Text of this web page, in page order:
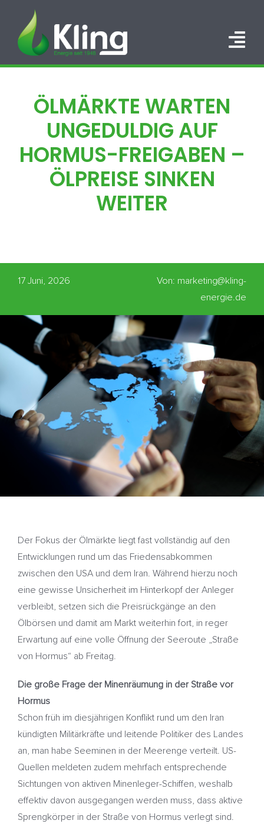
springen
PORTFOLIO
ÜBER UNS
KARRIERE
ÖLMÄRKTE WARTEN
UNGEDULDIG AUF
HORMUS-FREIGABEN –
ÖLPREISE SINKEN
WEITER
17 Juni, 2026
Von: marketing@kling-
energie.de
Der Fokus der Ölmärkte liegt fast vollständig auf den
Entwicklungen rund um das Friedensabkommen
zwischen den USA und dem Iran. Während hierzu noch
eine gewisse Unsicherheit im Hinterkopf der Anleger
verbleibt, setzen sich die Preisrückgänge an den
Ölbörsen und damit am Markt weiterhin fort, in reger
Erwartung auf eine volle Öffnung der Seeroute „Straße
von Hormus“ ab Freitag.
Die große Frage der Minenräumung in der Straße vor
Hormus
Schon früh im diesjährigen Konflikt rund um den Iran
kündigten Militärkräfte und leitende Politiker des Landes
an, man habe Seeminen in der Meerenge verteilt. US-
Quellen meldeten zudem mehrfach entsprechende
Sichtungen von aktiven Minenleger-Schiffen, weshalb
effektiv davon ausgegangen werden muss, dass aktive
Sprengkörper in der Straße von Hormus verlegt sind.